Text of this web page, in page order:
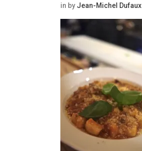
in by Jean-Michel Dufaux